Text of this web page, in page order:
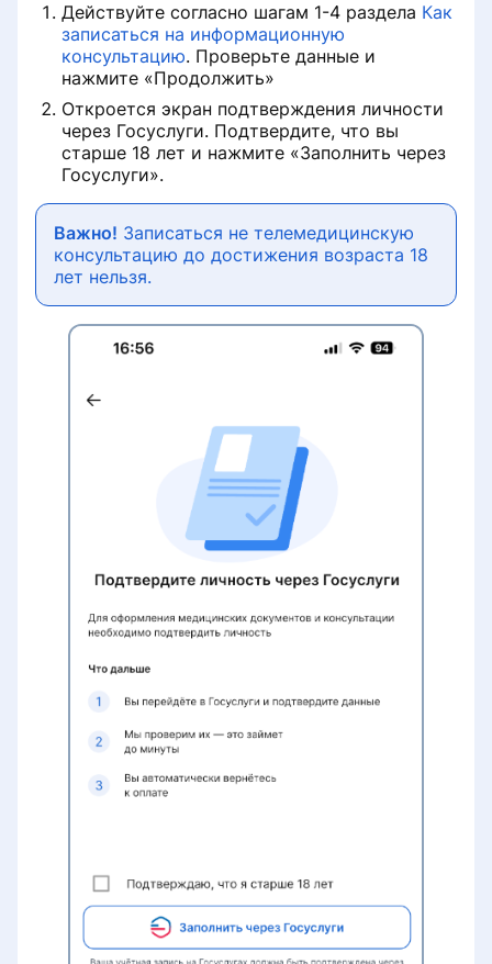
Действуйте согласно шагам 1-4 раздела Как
записаться на информационную
консультацию. Проверьте данные и
нажмите «Продолжить»
Откроется экран подтверждения личности
через Госуслуги. Подтвердите, что вы
старше 18 лет и нажмите «Заполнить через
Госуслуги».
Важно! Записаться не телемедицинскую
консультацию до достижения возраста 18
лет нельзя.